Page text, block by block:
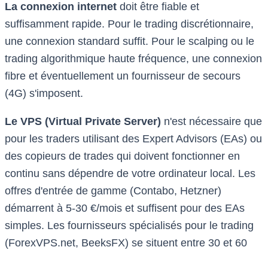
La connexion internet doit être fiable et
suffisamment rapide. Pour le trading discrétionnaire,
une connexion standard suffit. Pour le scalping ou le
trading algorithmique haute fréquence, une connexion
fibre et éventuellement un fournisseur de secours
(4G) s'imposent.
Le VPS (Virtual Private Server) n'est nécessaire que
pour les traders utilisant des Expert Advisors (EAs) ou
des copieurs de trades qui doivent fonctionner en
continu sans dépendre de votre ordinateur local. Les
offres d'entrée de gamme (Contabo, Hetzner)
démarrent à 5-30 €/mois et suffisent pour des EAs
simples. Les fournisseurs spécialisés pour le trading
(ForexVPS.net, BeeksFX) se situent entre 30 et 60